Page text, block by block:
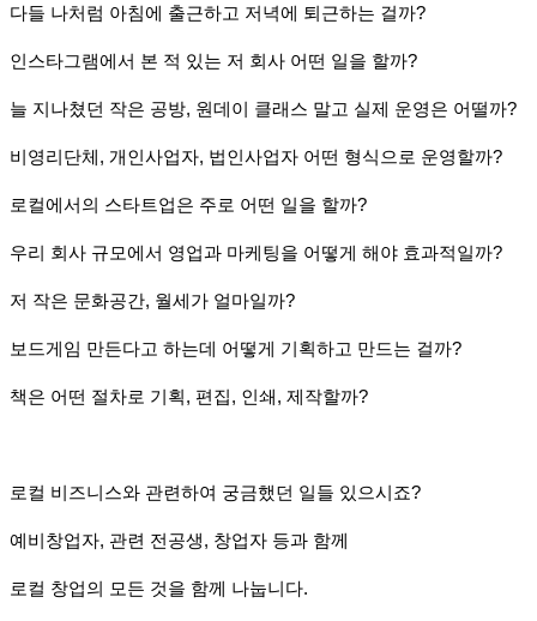
다들 나처럼 아침에 출근하고 저녁에 퇴근하는 걸까?
인스타그램에서 본 적 있는 저 회사 어떤 일을 할까?
늘 지나쳤던 작은 공방, 원데이 클래스 말고 실제 운영은 어떨까?
비영리단체, 개인사업자, 법인사업자 어떤 형식으로 운영할까?
로컬에서의 스타트업은 주로 어떤 일을 할까?
우리 회사 규모에서 영업과 마케팅을 어떻게 해야 효과적일까?
저 작은 문화공간, 월세가 얼마일까?
보드게임 만든다고 하는데 어떻게 기획하고 만드는 걸까?
책은 어떤 절차로 기획, 편집, 인쇄, 제작할까?
로컬 비즈니스와 관련하여 궁금했던 일들 있으시죠?
예비창업자, 관련 전공생, 창업자 등과 함께
로컬 창업의 모든 것을 함께 나눕니다.